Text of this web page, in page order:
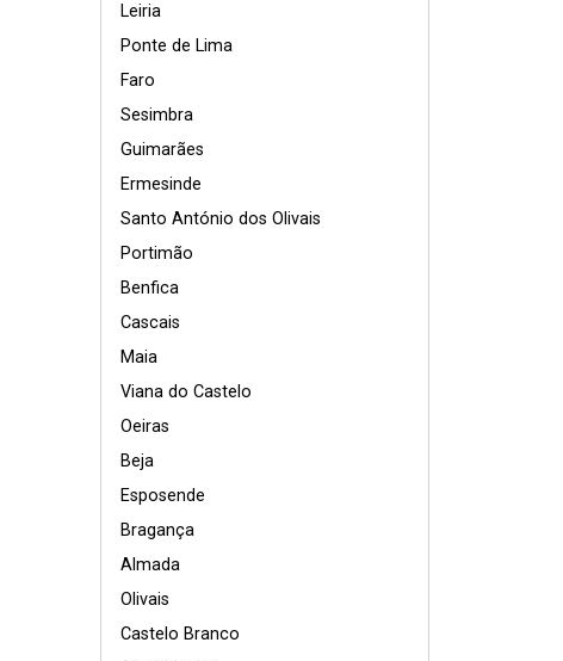
Leiria
Ponte de Lima
Faro
Sesimbra
Guimarães
Ermesinde
Santo António dos Olivais
Portimão
Benfica
Cascais
Maia
Viana do Castelo
Oeiras
Beja
Esposende
Bragança
Almada
Olivais
Castelo Branco